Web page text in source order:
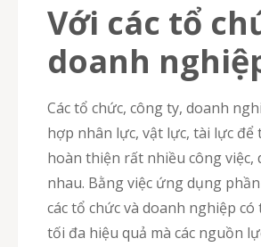
Với các tổ
doanh
Các tổ chức, công ty, doanh
hợp nhân lực, vật lực, tài lực để
hoàn thiện rất nhiều công việc,
nhau. Bằng việc ứng dụng
các tổ chức và doanh nghiệp
tối đa hiệu quả mà các nguồn